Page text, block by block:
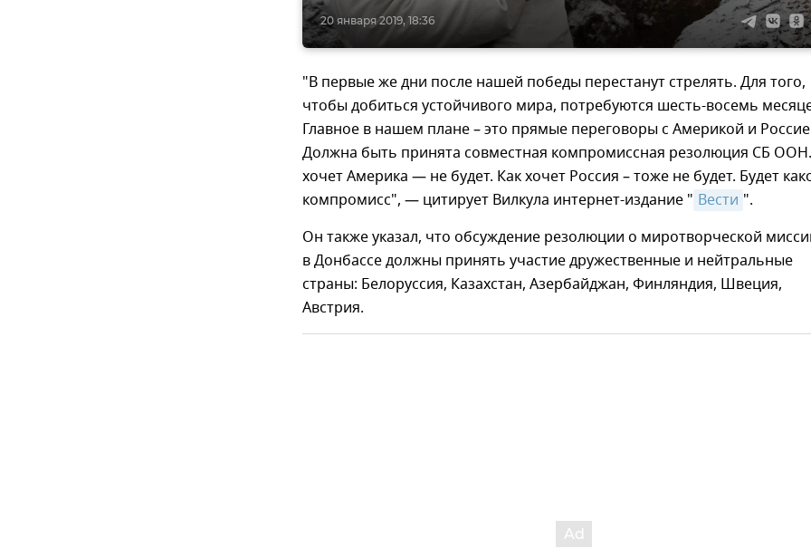
20 января 2019, 18:36
"В первые же дни после нашей победы перестанут стрелять. Для того,
чтобы добиться устойчивого мира, потребуются шесть-восемь
Главное в нашем плане – это прямые переговоры с Америкой и
Должна быть принята совместная компромиссная резолюция СБ
хочет Америка — не будет. Как хочет Россия – тоже не будет. Будет
компромисс", — цитирует Вилкула интернет-издание " Вести ".
Он также указал, что обсуждение резолюции о миротворческой
в Донбассе должны принять участие дружественные и нейтральные
страны: Белоруссия, Казахстан, Азербайджан, Финляндия, Швеция,
Австрия.